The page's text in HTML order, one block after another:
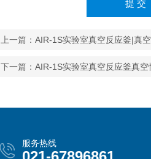
上一篇： AIR-1S实验室真空反应釜|真
下一篇： AIR-1S实验室真空反应釜真
服务热线